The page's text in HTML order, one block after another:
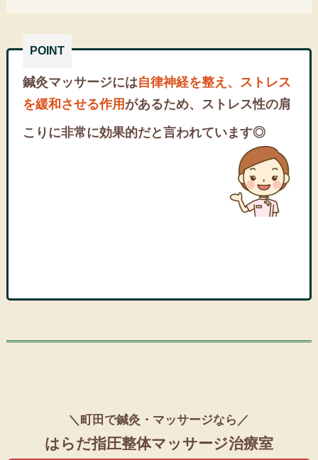
鍼灸マッサージには自律神経を整え、ストレス
を緩和させる作用 があるため、ストレス性の肩
こりに非常に効果的だと言われています◎
＼町田で鍼灸・マッサージなら／
はらだ指圧整体マッサージ治療室